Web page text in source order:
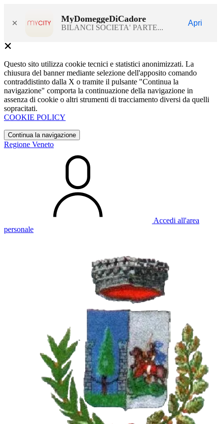
× MyDomeggeDiCadore
BILANCI SOCIETA' PARTE...
Apri
Questo sito utilizza cookie tecnici e statistici anonimizzati. La
chiusura del banner mediante selezione dell'apposito comando
contraddistinto dalla X o tramite il pulsante "Continua la
navigazione" comporta la continuazione della navigazione in
assenza di cookie o altri strumenti di tracciamento diversi da quelli
sopracitati.
COOKIE POLICY
Continua la navigazione
Regione Veneto
Accedi all'area
personale